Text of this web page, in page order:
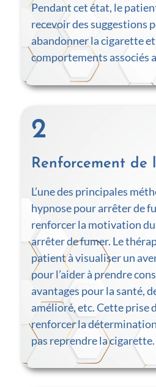
Pendant cet état, le
recevoir des suggestions
abandonner la cigarette
comportements associés
2
Renforcement de
L’une des principales
hypnose pour arrêter de
renforcer la motivation
arrêter de fumer. Le
patient à visualiser un
pour l’aider à prendre
avantages pour la santé,
amélioré, etc. Cette prise
renforcer la
pas reprendre la cigarette.